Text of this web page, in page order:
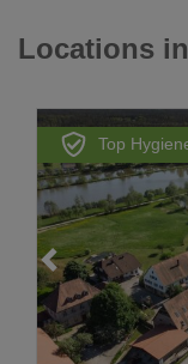
Locations
Top